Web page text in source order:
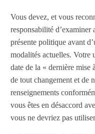
Vous devez, et vous
responsabilité d’examiner
présente politique avant
modalités actuelles. Votre
date de la « dernière mise
de tout changement et de
renseignements
vous êtes en désaccord
vous ne devriez pas